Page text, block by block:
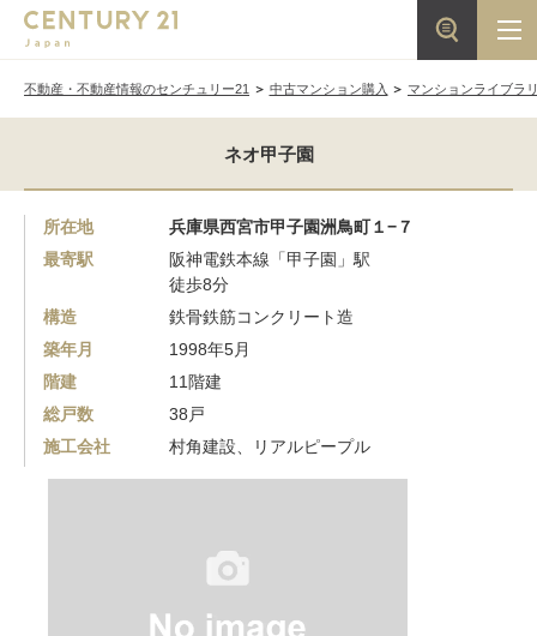
不動産・不動産情報のセンチュリー21 中古マンション購入 マンションライブラ
ネオ甲子園
所在地
兵庫県西宮市甲子園洲鳥町１−７
最寄駅
阪神電鉄本線「甲子園」駅
徒歩8分
構造
鉄骨鉄筋コンクリート造
築年月
1998年5月
階建
11階建
総戸数
38戸
施工会社
村角建設、リアルピープル